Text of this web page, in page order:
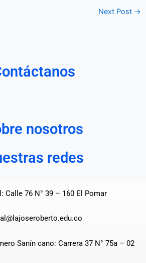
Next Post →
nosotros
redes
Calle 76 N° 39 – 160 El Pomar
Sanín cano: Carrera 37 N° 75a – 02